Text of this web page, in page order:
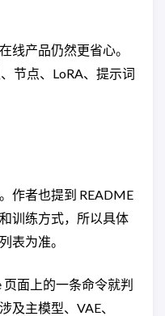
线产品仍然更省心。
节点、LoRA、提示词
作者也提到 README
训练方式，所以具体
表为准。
页面上的一条命令就判
及主模型、VAE、